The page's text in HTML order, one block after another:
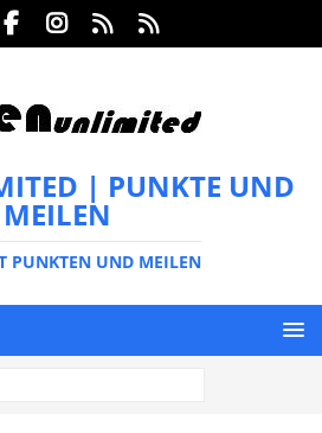
| PUNKTE UND
MEILEN
PUNKTEN UND MEILEN